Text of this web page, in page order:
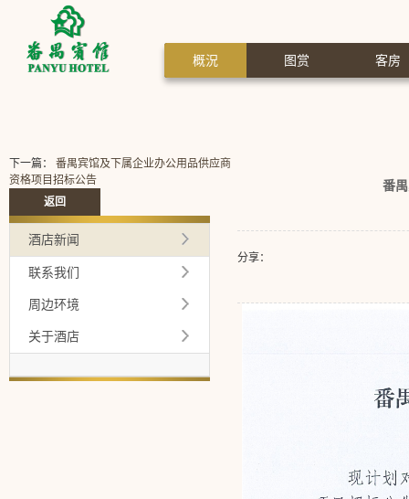
概況 图赏 客房
番
分享：
下一篇： 番禺宾馆及下属企业办公用品供应商
资格项目招标公告
返回
酒店新闻
联系我们
周边环境
关于酒店